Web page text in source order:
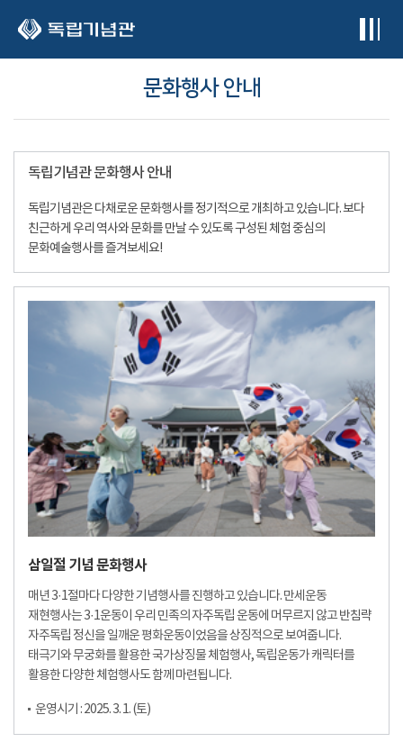
문화행사 안내
독립기념관 문화행사 안내
독립기념관은 다채로운 문화행사를 정기적으로 개최하고 있습니다. 보다
친근하게 우리 역사와 문화를 만날 수 있도록 구성된 체험 중심의
문화예술행사를 즐겨보세요!
삼일절 기념 문화행사
매년 3·1절마다 다양한 기념행사를 진행하고 있습니다. 만세운동
재현행사는 3·1운동이 우리 민족의 자주독립 운동에 머무르지 않고 반침략
자주독립 정신을 일깨운 평화운동이었음을 상징적으로 보여줍니다.
태극기와 무궁화를 활용한 국가상징물 체험행사, 독립운동가 캐릭터를
활용한 다양한 체험행사도 함께 마련됩니다.
운영시기 : 2025. 3. 1. (토)